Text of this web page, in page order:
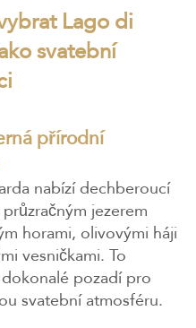
Lago di
svatební
přírodní
nabízí dechberoucí
jezerem
horami, olivovými háji
vesničkami. To
pozadí pro
svatební atmosféru.